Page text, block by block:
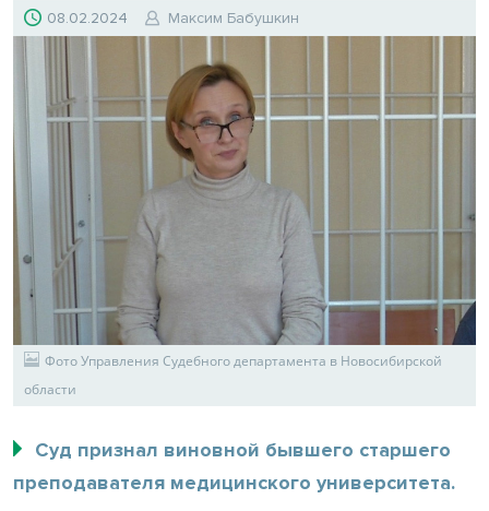
08.02.2024 Максим Бабушкин
Фото Управления Судебного департамента в Новосибирской
области
Суд признал виновной бывшего старшего
преподавателя медицинского университета.